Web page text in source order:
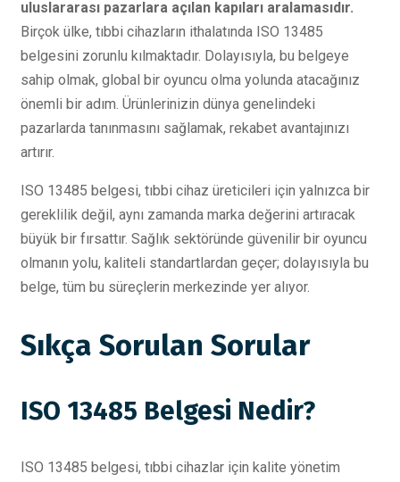
uluslararası pazarlara açılan kapıları aralamasıdır.
Birçok ülke, tıbbi cihazların ithalatında ISO 13485
belgesini zorunlu kılmaktadır. Dolayısıyla, bu belgeye
sahip olmak, global bir oyuncu olma yolunda atacağınız
önemli bir adım. Ürünlerinizin dünya genelindeki
pazarlarda tanınmasını sağlamak, rekabet avantajınızı
artırır.
ISO 13485 belgesi, tıbbi cihaz üreticileri için yalnızca bir
gereklilik değil, aynı zamanda marka değerini artıracak
büyük bir fırsattır. Sağlık sektöründe güvenilir bir oyuncu
olmanın yolu, kaliteli standartlardan geçer; dolayısıyla bu
belge, tüm bu süreçlerin merkezinde yer alıyor.
Sıkça Sorulan Sorular
ISO 13485 Belgesi Nedir?
ISO 13485 belgesi, tıbbi cihazlar için kalite yönetim